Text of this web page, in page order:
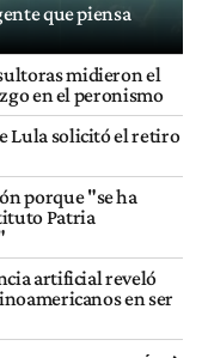
que piensa
midieron el
en el peronismo
Lula solicitó el retiro
porque "se ha
Patria
artificial reveló
en ser